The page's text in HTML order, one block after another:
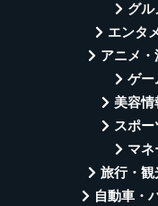
グル
エンタ
アニメ
ゲー
美容情
スポ
マネ
旅行・観
自動車・